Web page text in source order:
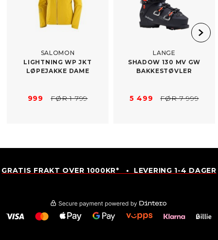
SALOMON
LIGHTNING WP JKT
LØPEJAKKE DAME
999 FØR 1 799
LANGE
SHADOW 130 MV GW
BAKKESTØVLER
5 499 FØR 7 999
GRATIS FRAKT OVER 1000KR* • LEVERING 1-4 DAGER